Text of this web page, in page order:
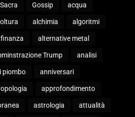
Gossip acqua
alchimia algoritmi
alternative metal
Trump analisi
piombo anniversari
approfondimento
astrologia attualità